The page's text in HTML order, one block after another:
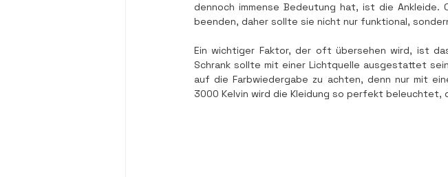
dennoch immense Bedeutung hat, ist die
beenden, daher sollte sie nicht nur funktional,
Ein wichtiger Faktor, der oft übersehen wird, ist
Schrank sollte mit einer Lichtquelle ausgestattet
auf die Farbwiedergabe zu achten, denn nur mit
3000 Kelvin wird die Kleidung so perfekt